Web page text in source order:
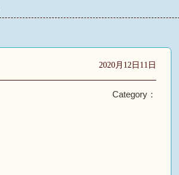
2020月12日11日
Category：